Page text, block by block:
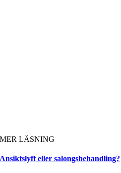
MER LÄSNING
Ansiktslyft eller salongsbehandling?